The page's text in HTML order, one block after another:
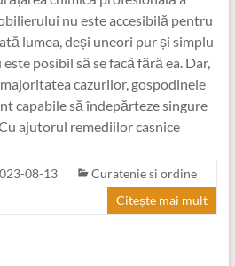
nu este accesibilă pentru
lumea, deși uneori pur și simplu
este posibil să se facă fără ea. Dar,
cazurilor, gospodinele
capabile să îndepărteze singure
ajutorul remediilor casnice
08-13
Curatenie si ordine
Citește mai mult